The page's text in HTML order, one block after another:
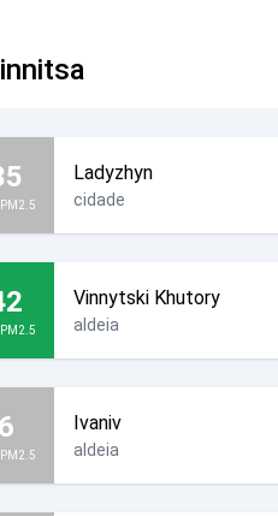
Ladyzhyn
cidade
Vinnytski Khutory
aldeia
6 Ivaniv
aldeia